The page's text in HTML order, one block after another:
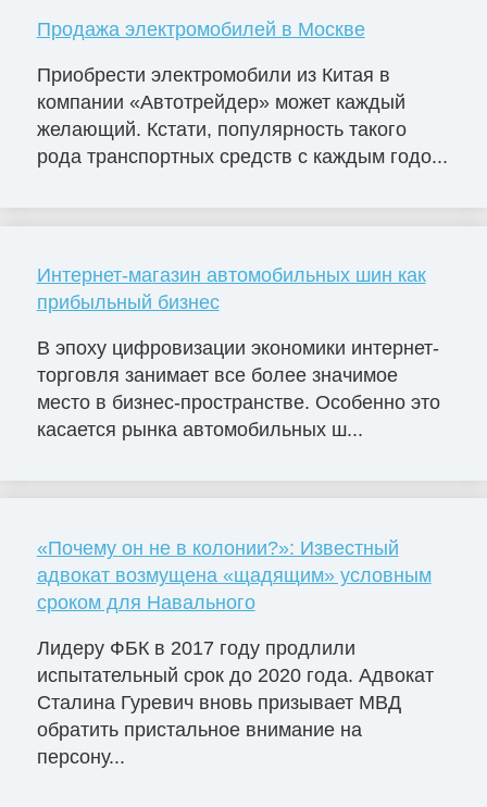
Продажа электромобилей в Москве
Приобрести электромобили из Китая в
компании «Автотрейдер» может каждый
желающий. Кстати, популярность такого
рода транспортных средств с каждым годо...
Интернет-магазин автомобильных шин как
прибыльный бизнес
В эпоху цифровизации экономики интернет-
торговля занимает все более значимое
место в бизнес-пространстве. Особенно это
касается рынка автомобильных ш...
«Почему он не в колонии?»: Известный
адвокат возмущена «щадящим» условным
сроком для Навального
Лидеру ФБК в 2017 году продлили
испытательный срок до 2020 года. Адвокат
Сталина Гуревич вновь призывает МВД
обратить пристальное внимание на
персону...